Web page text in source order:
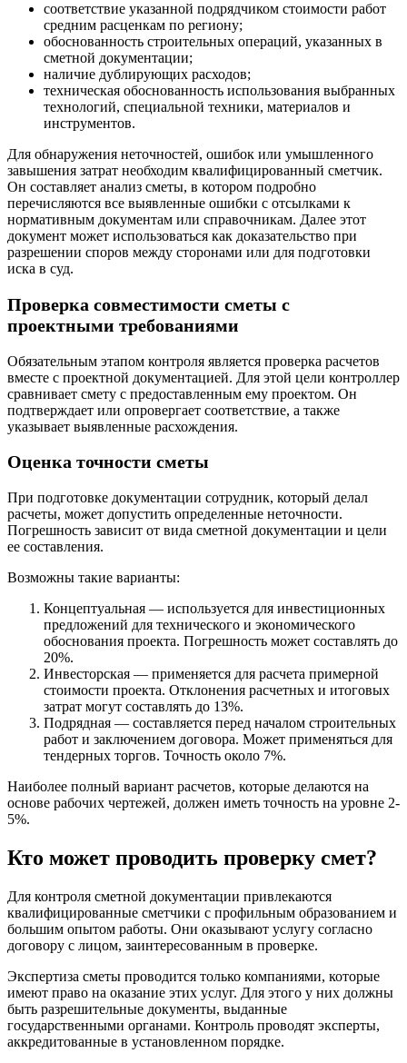
соответствие указанной подрядчиком стоимости работ
средним расценкам по региону;
обоснованность строительных операций, указанных в
сметной документации;
наличие дублирующих расходов;
техническая обоснованность использования выбранных
технологий, специальной техники, материалов и
инструментов.
Для обнаружения неточностей, ошибок или умышленного
завышения затрат необходим квалифицированный сметчик.
Он составляет анализ сметы, в котором подробно
перечисляются все выявленные ошибки с отсылками к
нормативным документам или справочникам. Далее этот
документ может использоваться как доказательство при
разрешении споров между сторонами или для подготовки
иска в суд.
Проверка совместимости сметы с
проектными требованиями
Обязательным этапом контроля является проверка расчетов
вместе с проектной документацией. Для этой цели контроллер
сравнивает смету с предоставленным ему проектом. Он
подтверждает или опровергает соответствие, а также
указывает выявленные расхождения.
Оценка точности сметы
При подготовке документации сотрудник, который делал
расчеты, может допустить определенные неточности.
Погрешность зависит от вида сметной документации и цели
ее составления.
Возможны такие варианты:
Концептуальная — используется для инвестиционных
предложений для технического и экономического
обоснования проекта. Погрешность может составлять до
20%.
Инвесторская — применяется для расчета примерной
стоимости проекта. Отклонения расчетных и итоговых
затрат могут составлять до 13%.
Подрядная — составляется перед началом строительных
работ и заключением договора. Может применяться для
тендерных торгов. Точность около 7%.
Наиболее полный вариант расчетов, которые делаются на
основе рабочих чертежей, должен иметь точность на уровне 2-
5%.
Кто может проводить проверку смет?
Для контроля сметной документации привлекаются
квалифицированные сметчики с профильным образованием и
большим опытом работы. Они оказывают услугу согласно
договору с лицом, заинтересованным в проверке.
Экспертиза сметы проводится только компаниями, которые
имеют право на оказание этих услуг. Для этого у них должны
быть разрешительные документы, выданные
государственными органами. Контроль проводят эксперты,
аккредитованные в установленном порядке.